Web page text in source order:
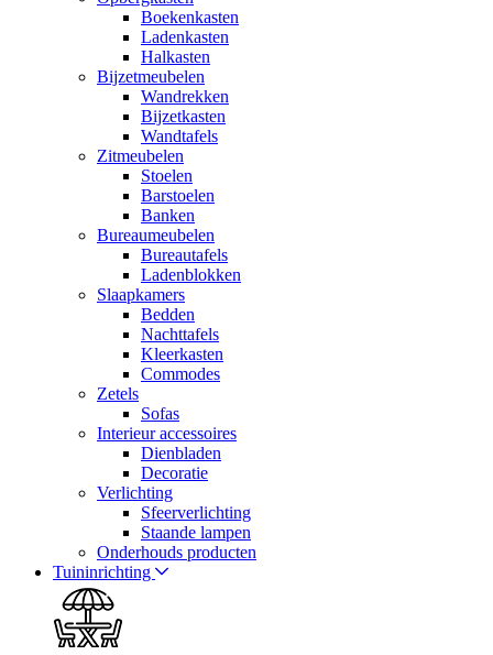
Boekenkasten
Ladenkasten
Halkasten
Bijzetmeubelen
Wandrekken
Bijzetkasten
Wandtafels
Zitmeubelen
Stoelen
Barstoelen
Banken
Bureaumeubelen
Bureautafels
Ladenblokken
Slaapkamers
Bedden
Nachttafels
Kleerkasten
Commodes
Zetels
Sofas
Interieur accessoires
Dienbladen
Decoratie
Verlichting
Sfeerverlichting
Staande lampen
Onderhouds producten
Tuininrichting